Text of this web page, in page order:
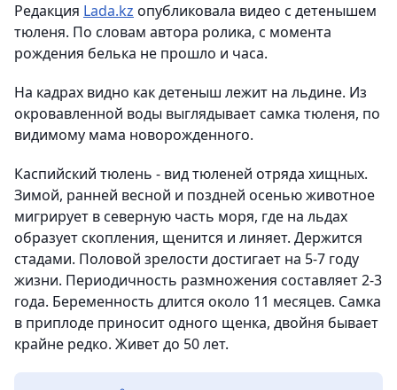
Редакция Lada.kz опубликовала видео с детенышем
тюленя. По словам автора ролика, с момента
рождения белька не прошло и часа.
На кадрах видно как детеныш лежит на льдине. Из
окровавленной воды выглядывает самка тюленя, по
видимому мама новорожденного.
Каспийский тюлень - вид тюленей отряда хищных.
Зимой, ранней весной и поздней осенью животное
мигрирует в северную часть моря, где на льдах
образует скопления, щенится и линяет. Держится
стадами. Половой зрелости достигает на 5-7 году
жизни. Периодичность размножения составляет 2-3
года. Беременность длится около 11 месяцев. Самка
в приплоде приносит одного щенка, двойня бывает
крайне редко. Живет до 50 лет.